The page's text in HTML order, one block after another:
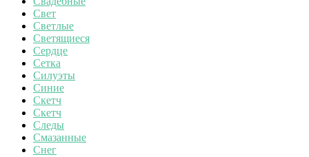
Свет
Светлые
Светящиеся
Сердце
Сетка
Силуэты
Синие
Скетч
Скетч
Следы
Смазанные
Снег